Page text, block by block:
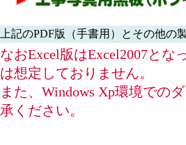
上記のPDF版（手書用）とその他の
なおExcel版はExcel2007とな
は想定しておりません。
また、Windows Xp環境での
承ください。